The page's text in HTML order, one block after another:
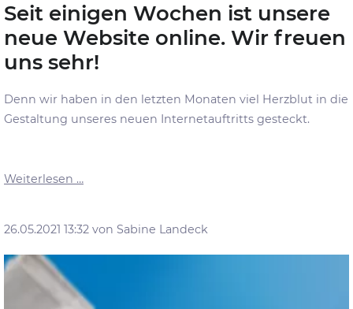
Seit einigen Wochen ist unsere
neue Website online. Wir freuen
uns sehr!
Denn wir haben in den letzten Monaten viel Herzblut in die
Gestaltung unseres neuen Internetauftritts gesteckt.
Weiterlesen …Unsere
ist
online!
26.05.2021 13:32 von Sabine Landeck